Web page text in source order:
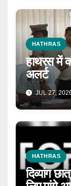
HATHRAS
हाथरस में
अलर्ट
JUL 27,
HATHRAS
दिव्यांग